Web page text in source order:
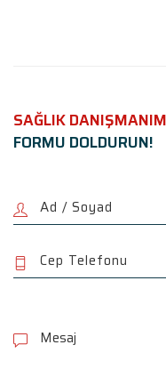
SAĞLIK
FORMU DOLDURUN!
l
e